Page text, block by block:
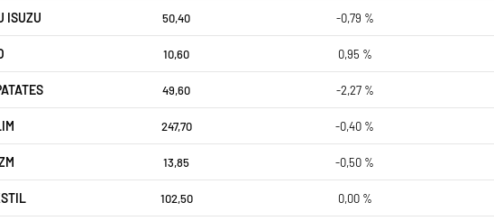
ISUZU 50,40 -0,79 %
10,60 0,95 %
49,60 -2,27 %
247,70 -0,40 %
13,85 -0,50 %
102,50 0,00 %